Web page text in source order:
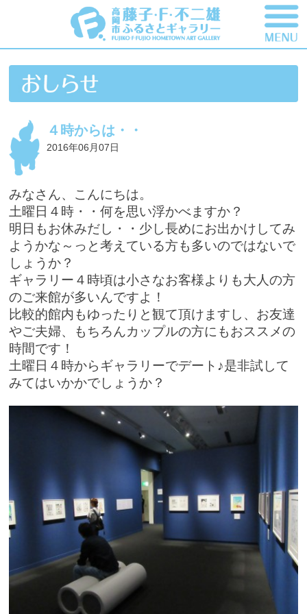
４時からは・・
2016年06月07日
みなさん、こんにちは。
土曜日４時・・何を思い浮かべますか？
明日もお休みだし・・少し長めにお出かけしてみ
ようかな～っと考えている方も多いのではないで
しょうか？
ギャラリー４時頃は小さなお客様よりも大人の方
のご来館が多いんですよ！
比較的館内もゆったりと観て頂けますし、お友達
やご夫婦、もちろんカップルの方にもおススメの
時間です！
土曜日４時からギャラリーでデート♪是非試して
みてはいかかでしょうか？